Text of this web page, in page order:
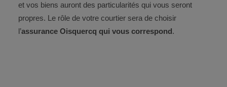
et vos biens auront des particularités qui vous seront
propres. Le rôle de votre courtier sera de choisir
l’assurance Oisquercq qui vous correspond.